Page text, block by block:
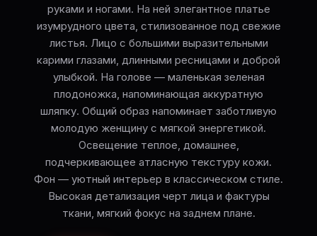
руками и ногами. На ней элегантное платье
изумрудного цвета, стилизованное под свежие
листья. Лицо с большими выразительными
карими глазами, длинными ресницами и доброй
улыбкой. На голове — маленькая зеленая
плодоножка, напоминающая аккуратную
шляпку. Общий образ напоминает заботливую
молодую женщину с мягкой энергетикой.
Освещение теплое, домашнее,
подчеркивающее атласную текстуру кожи.
Фон — уютный интерьер в классическом стиле.
Высокая детализация черт лица и фактуры
ткани, мягкий фокус на заднем плане.